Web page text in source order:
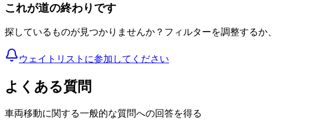
これが道の終わりです
探しているものが見つかりませんか？フィルターを調整するか、
ウェイトリストに参加してください
よくある質問
車両移動に関する一般的な質問への回答を得る